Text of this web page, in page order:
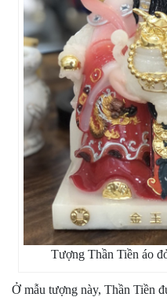
Tượng Thần Tiền áo
Ở mẫu tượng này, Thần Tiền